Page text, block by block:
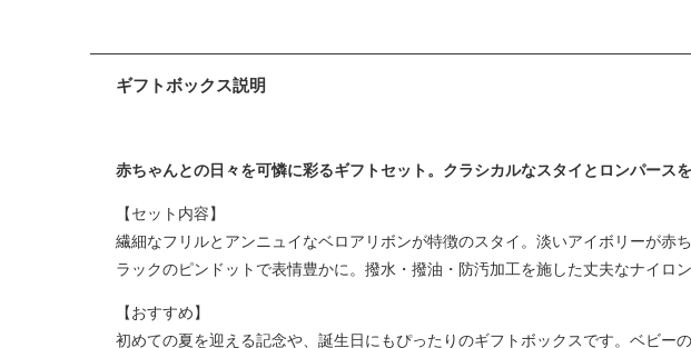
ギフトボックス説明
赤ちゃんとの日々を可憐に彩るギフトセット。クラシカルなスタイとロンパース
【セット内容】
繊細なフリルとアンニュイなベロアリボンが特徴のスタイ。淡いアイボリーが
ラックのピンドットで表情豊かに。撥水・撥油・防汚加工を施した丈夫なナイロ
【おすすめ】
初めての夏を迎える記念や、誕生日にもぴったりのギフトボックスです。ベビ